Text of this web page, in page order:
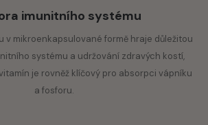
D3 134 mg n.s.
50 μg (2000
IU)
1000 %
68 mg
imunitního systému
v mikroenkapsulované formě hraje důležitou
systému a udržování zdravých kostí,
je rovněž klíčový pro absorpci vápníku
a fosforu.